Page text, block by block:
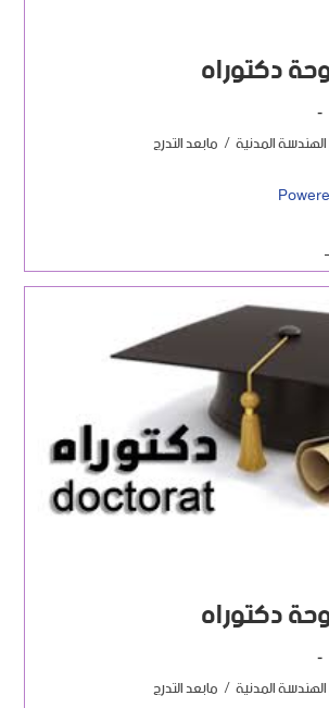
دكتوراه
المدنية/ مابعد التدرج
دكتوراه
المدنية/ مابعد التدرج